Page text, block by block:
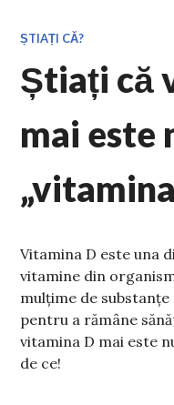
ȘTIAȚI CĂ?
Știați că
mai este
Vitamina D este una
vitamine din
mulțime de
pentru a rămâne
vitamina D mai este
de ce!